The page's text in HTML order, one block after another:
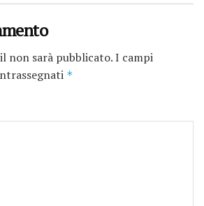
non sarà pubblicato.I campi
*